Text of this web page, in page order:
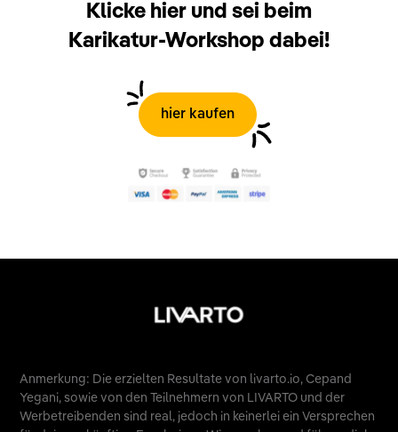
Klicke hier und sei beim
Karikatur-Workshop dabei!
hier kaufen
Anmerkung: Die erzielten Resultate von livarto.io, Cepand
Yegani, sowie von den Teilnehmern von LIVARTO und der
Werbetreibenden sind real, jedoch in keinerlei ein Versprechen